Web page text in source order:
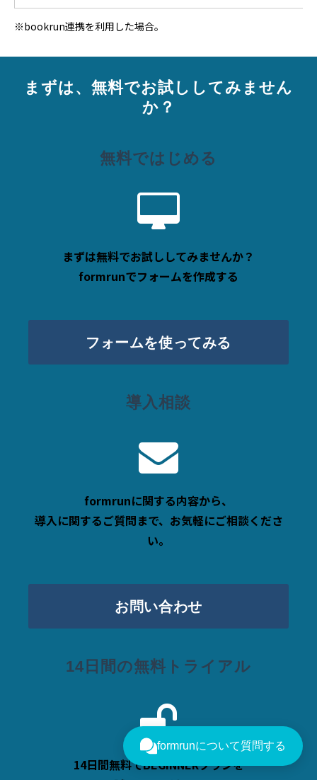
※bookrun連携を利用した場合。
まずは、無料でお試ししてみません
か？
無料ではじめる
まずは無料でお試ししてみませんか？
formrunでフォームを作成する
フォームを使ってみる
導入相談
formrunに関する内容から、
導入に関するご質問まで、お気軽にご相談くださ
い。
お問い合わせ
14日間の無料トライアル
14日間無料でBEGINNERプランを